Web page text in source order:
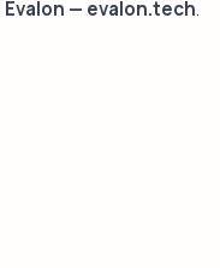
Evalon — evalon.tech.